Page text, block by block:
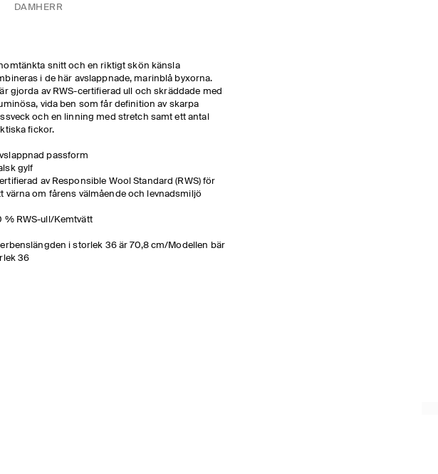
DAM HERR
snitt och en riktigt skön känsla
i de här avslappnade, marinblå byxorna.
gjorda av RWS-certifierad ull och skräddade med
vida ben som får definition av skarpa
och en linning med stretch samt ett antal
fickor.
passform
gylf
av Responsible Wool Standard (RWS) för
värna om fårens välmående och levnadsmiljö
% RWS-ull/Kemtvätt
i storlek 36 är 70,8 cm/Modellen bär
36